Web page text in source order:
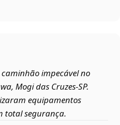
impecável no
Mogi das Cruzes‑SP.
equipamentos
total segurança.